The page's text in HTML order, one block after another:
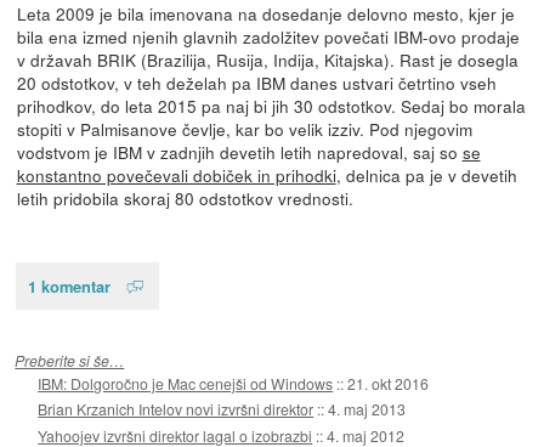
Leta 2009 je bila imenovana na dosedanje delovno mesto, kjer je
bila ena izmed njenih glavnih zadolžitev povečati IBM-ovo prodaje
v državah BRIK (Brazilija, Rusija, Indija, Kitajska). Rast je dosegla
20 odstotkov, v teh deželah pa IBM danes ustvari četrtino vseh
prihodkov, do leta 2015 pa naj bi jih 30 odstotkov. Sedaj bo morala
stopiti v Palmisanove čevlje, kar bo velik izziv. Pod njegovim
vodstvom je IBM v zadnjih devetih letih napredoval, saj so se
konstantno povečevali dobiček in prihodki, delnica pa je v devetih
letih pridobila skoraj 80 odstotkov vrednosti.
1 komentar
Preberite si še…
IBM: Dolgoročno je Mac cenejši od Windows ::21. okt 2016
Brian Krzanich Intelov novi izvršni direktor ::4. maj 2013
Yahoojev izvršni direktor lagal o izobrazbi ::4. maj 2012